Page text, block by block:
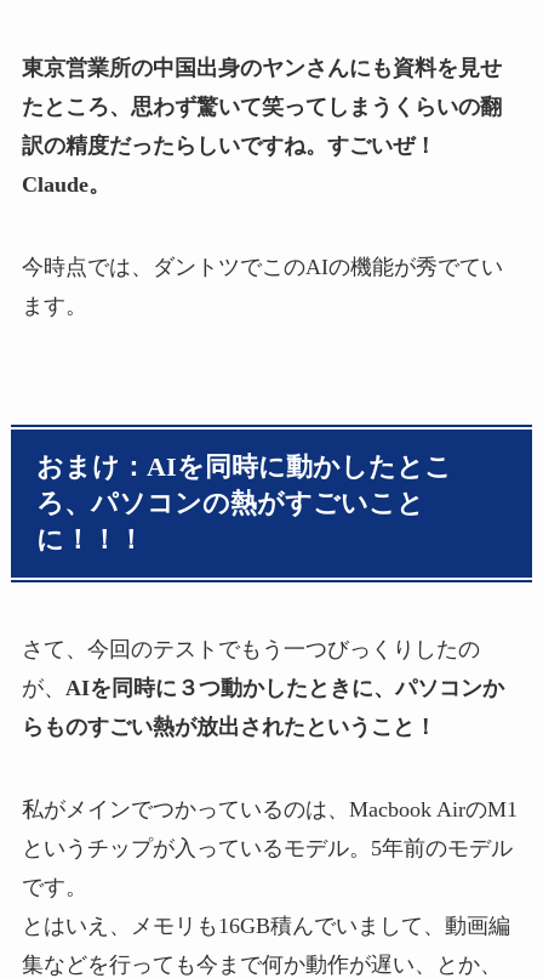
東京営業所の中国出身のヤンさんにも資料を見せ
たところ、思わず驚いて笑ってしまうくらいの翻
訳の精度だったらしいですね。すごいぜ！
Claude。
今時点では、ダントツでこのAIの機能が秀でてい
ます。
おまけ：AIを同時に動かしたとこ
ろ、パソコンの熱がすごいこと
に！！！
さて、今回のテストでもう一つびっくりしたの
が、 AIを同時に３つ動かしたときに、パソコンか
らものすごい熱が放出されたということ！
私がメインでつかっているのは、Macbook AirのM1
というチップが入っているモデル。5年前のモデル
です。
とはいえ、メモリも16GB積んでいまして、動画編
集などを行っても今まで何か動作が遅い、とか、